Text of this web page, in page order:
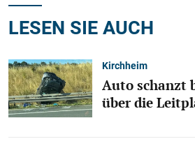
LESEN SIE AUCH
Kirchheim
Auto schanzt
über die